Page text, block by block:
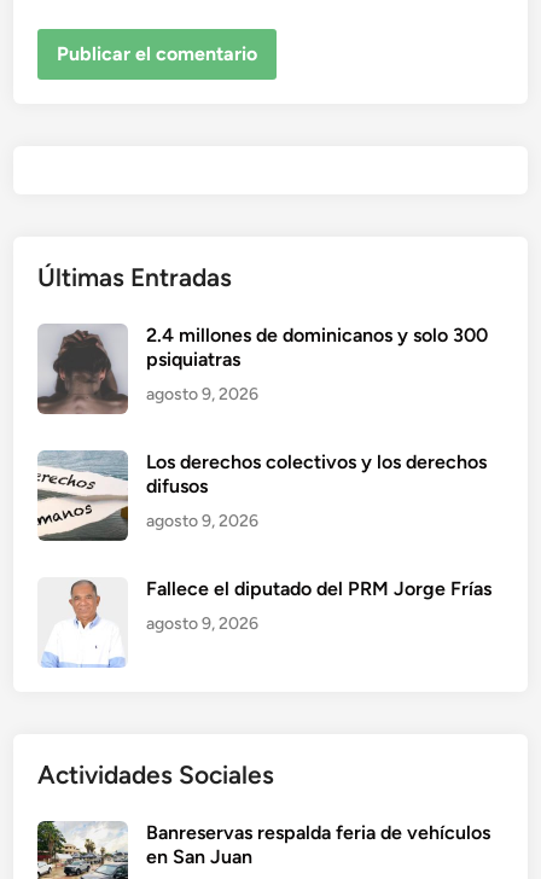
Últimas Entradas
2.4 millones de dominicanos y solo 300
psiquiatras
agosto 9, 2026
Los derechos colectivos y los derechos
difusos
agosto 9, 2026
Fallece el diputado del PRM Jorge Frías
agosto 9, 2026
Actividades Sociales
Banreservas respalda feria de vehículos
en San Juan